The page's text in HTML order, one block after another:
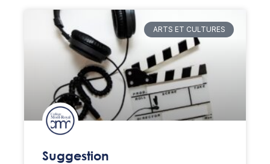
ARTS ET CULTURES
Suggestion